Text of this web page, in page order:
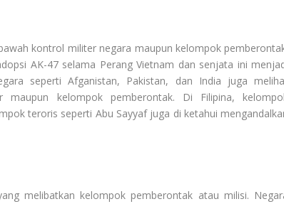
kontrol militer negara maupun kelompok
AK-47 selama Perang Vietnam dan senjata ini
seperti Afganistan, Pakistan, dan India juga
kelompok pemberontak. Di Filipina,
teroris seperti Abu Sayyaf juga di ketahui
melibatkan kelompok pemberontak atau milisi.